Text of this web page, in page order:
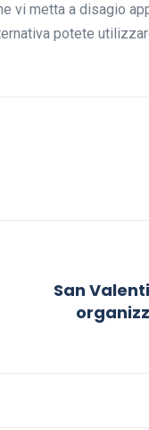
vi metta a disagio
potete
San